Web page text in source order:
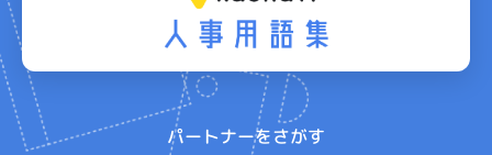
パートナーをさがす